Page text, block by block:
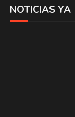
NOTICIAS YA